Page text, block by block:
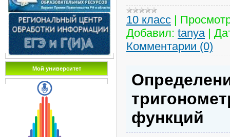
Мой университет
10 класс |
Добавил: tanya |
Комментарии (0)
функций